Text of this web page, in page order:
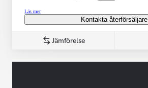
Läs mer
Kontakta återförsäljare
Jämförelse